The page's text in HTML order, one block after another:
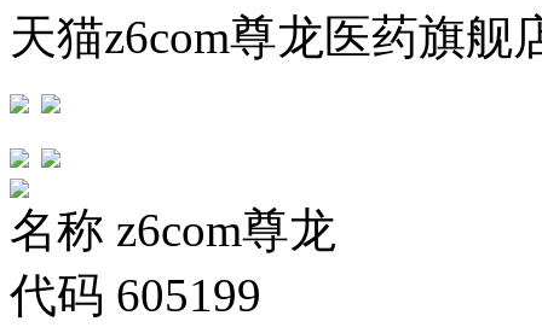
天猫z6com尊龙医药旗舰
名称 z6com尊龙
代码 605199